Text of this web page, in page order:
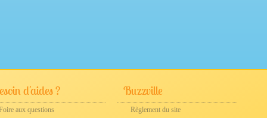
d'aides ?
aux questions
Buzzville
Règlement du site